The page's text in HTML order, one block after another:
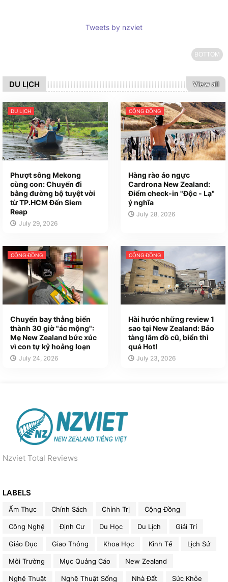
Tweets by nzviet
BOTTOM
DU LỊCH View all
DU LỊCH
Phượt sông Mekong
cùng con: Chuyến đi
bằng đường bộ tuyệt vời
từ TP.HCM Đến Siem
Reap
July 29, 2026
CỘNG ĐỒNG
Hàng rào áo ngực
Cardrona New Zealand:
Điểm check-in "Độc - Lạ"
ý nghĩa
July 28, 2026
CỘNG ĐỒNG
Chuyến bay thẳng biến
thành 30 giờ "ác mộng":
Mẹ New Zealand bức xúc
vì con tự kỷ hoảng loạn
July 24, 2026
CỘNG ĐỒNG
Hài hước những review 1
sao tại New Zealand: Bảo
tàng lắm đồ cũ, biển thì
quá Hot!
July 23, 2026
Nzviet Total Reviews
LABELS
Ẩm Thực Chính Sách Chính Trị Cộng Đồng
Công Nghệ Định Cư Du Học Du Lịch Giải Trí
Giáo Dục Giao Thông Khoa Học Kinh Tế Lịch Sử
Môi Trường Mục Quảng Cáo New Zealand
Nghệ Thuật Nghệ Thuật Sống Nhà Đất Sức Khỏe